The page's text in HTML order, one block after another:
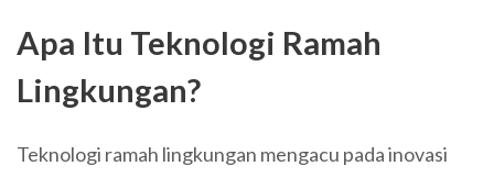
Apa Itu Teknologi Ramah
Lingkungan?
Teknologi ramah lingkungan mengacu pada inovasi